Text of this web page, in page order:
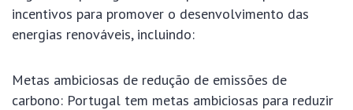
incentivos para promover o desenvolvimento das
energias renováveis, incluindo:
Metas ambiciosas de redução de emissões de
carbono: Portugal tem metas ambiciosas para reduzir